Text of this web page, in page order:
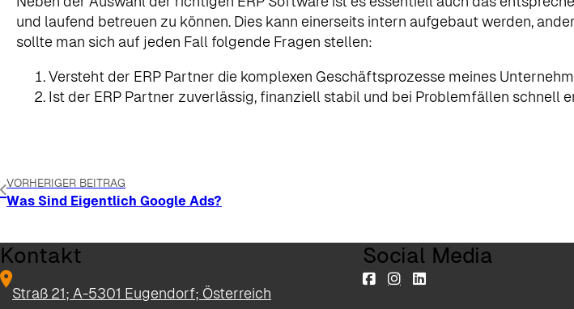
und laufend betreuen zu können. Dies kann einerseits intern aufgebaut werden,
sollte man sich auf jeden Fall folgende Fragen stellen:
Versteht der ERP Partner die komplexen Geschäftsprozesse meines
Ist der ERP Partner zuverlässig, finanziell stabil und bei Problemfällen schnell
VORHERIGER BEITRAG
Was Sind Eigentlich Google Ads?
Kontakt
Straß 21; A-5301 Eugendorf; Österreich
Social Media